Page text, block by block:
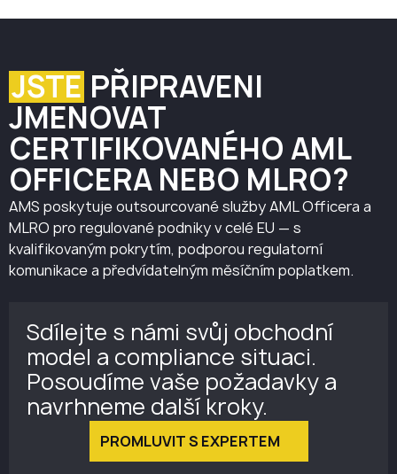
JSTE PŘIPRAVENI
JMENOVAT
CERTIFIKOVANÉHO AML
OFFICERA NEBO MLRO?
AMS poskytuje outsourcované služby AML Officera a
MLRO pro regulované podniky v celé EU — s
kvalifikovaným pokrytím, podporou regulatorní
komunikace a předvídatelným měsíčním poplatkem.
Sdílejte s námi svůj obchodní
model a compliance situaci.
Posoudíme vaše požadavky a
navrhneme další kroky.
PROMLUVIT S EXPERTEM